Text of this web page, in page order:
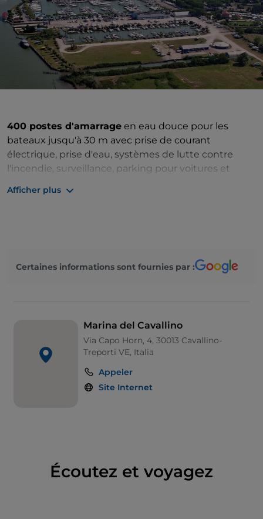
400 postes d'amarrage en eau douce pour les
bateaux jusqu'à 30 m avec prise de courant
électrique, prise d'eau, systèmes de lutte contre
l'incendie, surveillance, parking pour voitures et
d'atterrissage pour hélicoptères, magasin
grue 15 tonnes, chariot automoteur 40 tonnes
Afficher plus
Certaines informations sont fournies par :
Marina del Cavallino
Via Capo Horn, 4, 30013 Cavallino-
Treporti VE, Italia
Appeler
Site Internet
Écoutez et voyagez